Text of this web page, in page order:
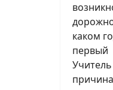
каком